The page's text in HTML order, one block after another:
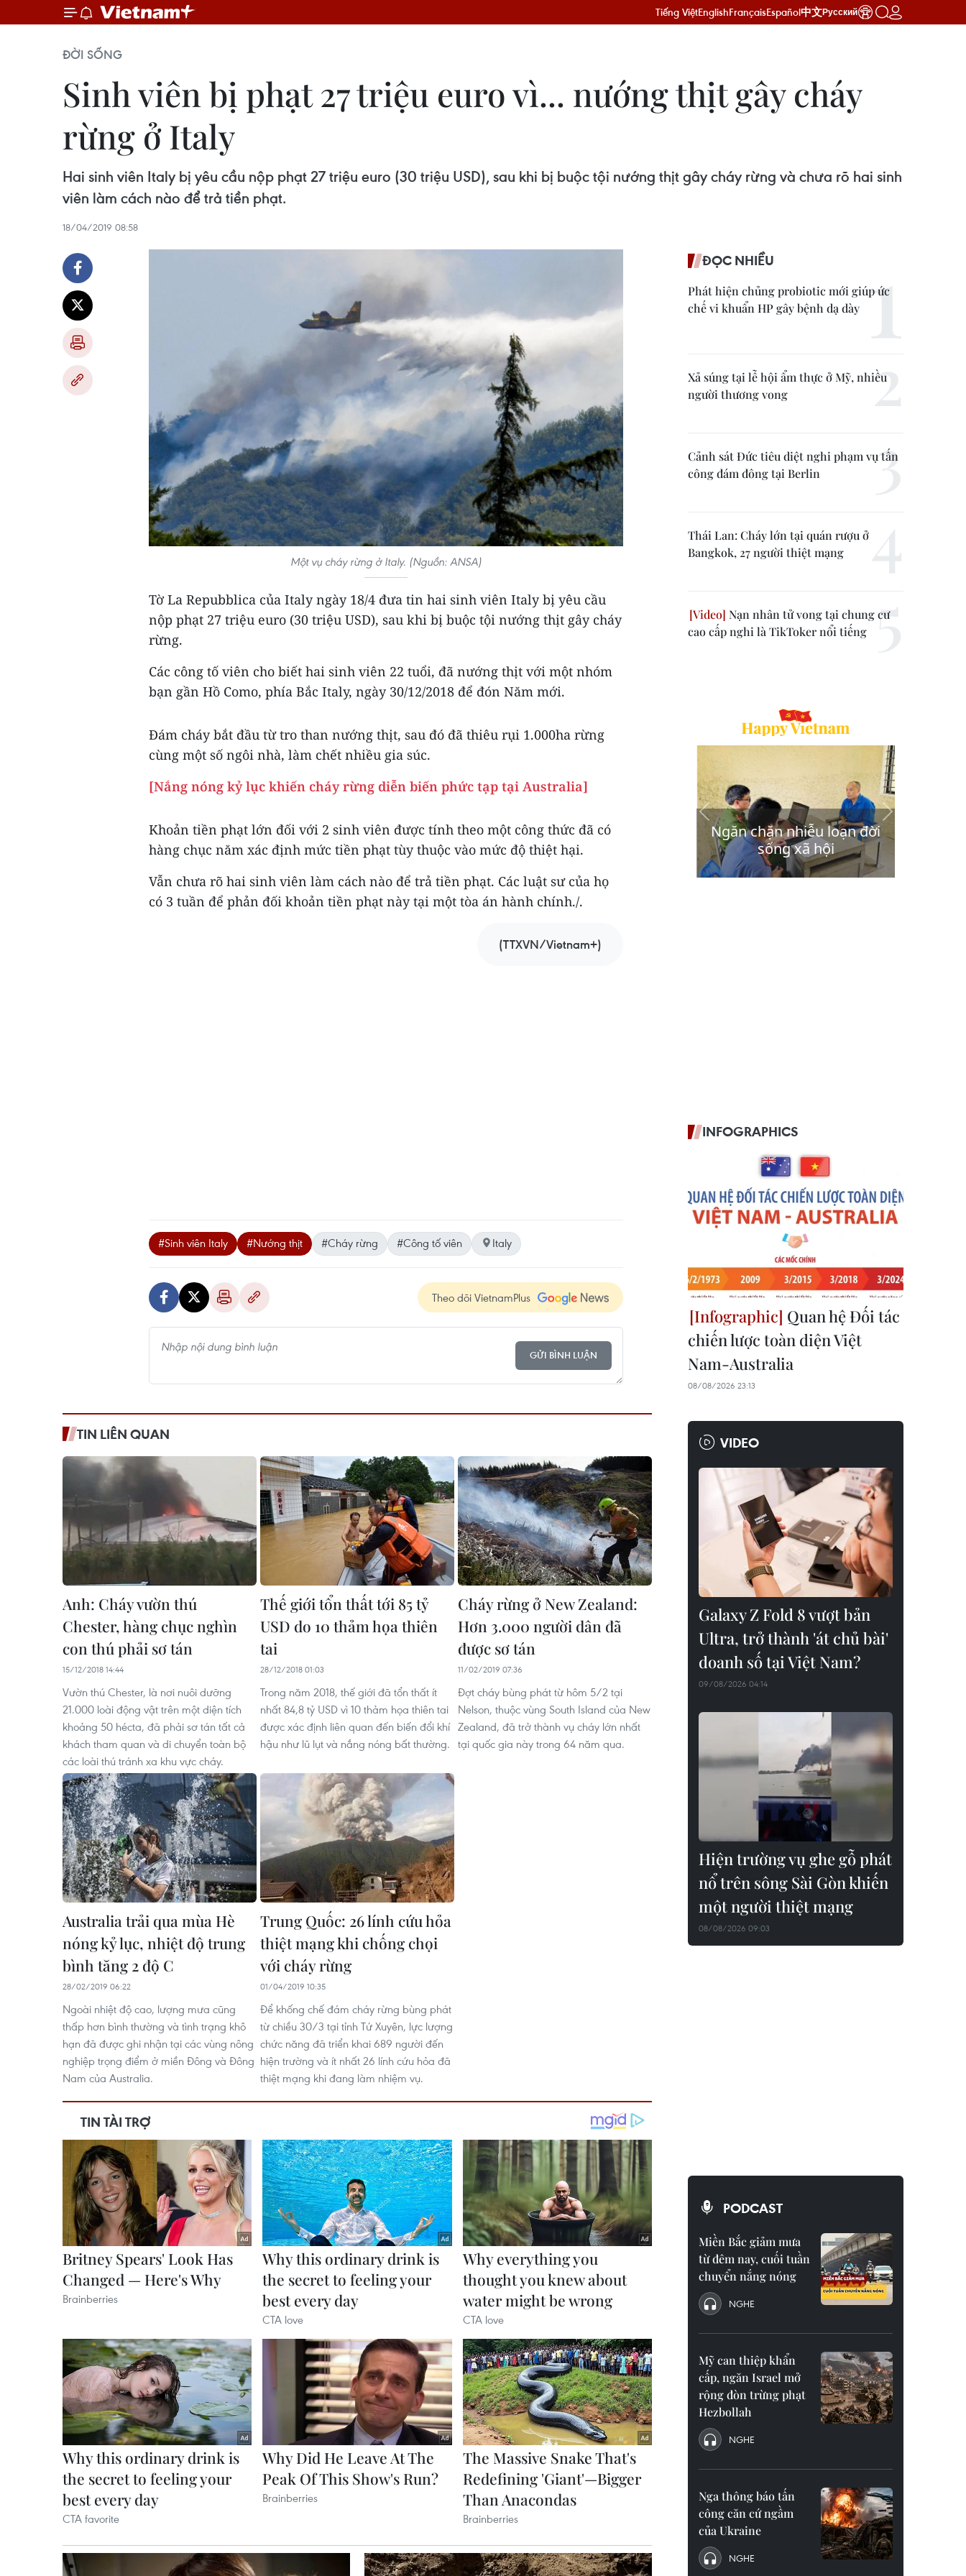
Tiếng ViệtEnglishFrançaisEspañol中文Русский
ĐỜI SỐNG
Sinh viên bị phạt 27 triệu euro vì... nướng thịt gây cháy
rừng ở Italy
Hai sinh viên Italy bị yêu cầu nộp phạt 27 triệu euro (30 triệu USD), sau khi bị buộc tội nướng thịt gây cháy rừng và chưa rõ hai sinh
viên làm cách nào để trả tiền phạt.
18/04/2019 08:58
Một vụ cháy rừng ở Italy. (Nguồn: ANSA)
Tờ La Repubblica của Italy ngày 18/4 đưa tin hai sinh viên Italy bị yêu cầu
nộp phạt 27 triệu euro (30 triệu USD), sau khi bị buộc tội nướng thịt gây cháy
rừng.
Các công tố viên cho biết hai sinh viên 22 tuổi, đã nướng thịt với một nhóm
bạn gần Hồ Como, phía Bắc Italy, ngày 30/12/2018 để đón Năm mới.
Đám cháy bắt đầu từ tro than nướng thịt, sau đó đã thiêu rụi 1.000ha rừng
cùng một số ngôi nhà, làm chết nhiều gia súc.
[Nắng nóng kỷ lục khiến cháy rừng diễn biến phức tạp tại Australia]
Khoản tiền phạt lớn đối với 2 sinh viên được tính theo một công thức đã có
hàng chục năm xác định mức tiền phạt tùy thuộc vào mức độ thiệt hại.
Vẫn chưa rõ hai sinh viên làm cách nào để trả tiền phạt. Các luật sư của họ
có 3 tuần để phản đối khoản tiền phạt này tại một tòa án hành chính./.
(TTXVN/Vietnam+)
#Sinh viên Italy #Nướng thịt #Cháy rừng #Công tố viên Italy
Theo dõi VietnamPlus
GỬI BÌNH LUẬN
TIN LIÊN QUAN
Anh: Cháy vườn thú
Chester, hàng chục nghìn
con thú phải sơ tán
15/12/2018 14:44
Vườn thú Chester, là nơi nuôi dưỡng
21.000 loài động vật trên một diện tích
khoảng 50 hécta, đã phải sơ tán tất cả
khách tham quan và di chuyển toàn bộ
các loài thú tránh xa khu vực cháy.
Thế giới tổn thất tới 85 tỷ
USD do 10 thảm họa thiên
tai
28/12/2018 01:03
Trong năm 2018, thế giới đã tổn thất ít
nhất 84,8 tỷ USD vì 10 thảm họa thiên tai
được xác định liên quan đến biến đổi khí
hậu như lũ lụt và nắng nóng bất thường.
Cháy rừng ở New Zealand:
Hơn 3.000 người dân đã
được sơ tán
11/02/2019 07:36
Đợt cháy bùng phát từ hôm 5/2 tại
Nelson, thuộc vùng South Island của New
Zealand, đã trở thành vụ cháy lớn nhất
tại quốc gia này trong 64 năm qua.
Australia trải qua mùa Hè
nóng kỷ lục, nhiệt độ trung
bình tăng 2 độ C
28/02/2019 06:22
Ngoài nhiệt độ cao, lượng mưa cũng
thấp hơn bình thường và tình trạng khô
hạn đã được ghi nhận tại các vùng nông
nghiệp trọng điểm ở miền Đông và Đông
Nam của Australia.
Trung Quốc: 26 lính cứu hỏa
thiệt mạng khi chống chọi
với cháy rừng
01/04/2019 10:35
Để khống chế đám cháy rừng bùng phát
từ chiều 30/3 tại tỉnh Tứ Xuyên, lực lượng
chức năng đã triển khai 689 người đến
hiện trường và ít nhất 26 lính cứu hỏa đã
thiệt mạng khi đang làm nhiệm vụ.
ĐỌC NHIỀU
Phát hiện chủng probiotic mới giúp ức
chế vi khuẩn HP gây bệnh dạ dày
Xả súng tại lễ hội ẩm thực ở Mỹ, nhiều
người thương vong
Cảnh sát Đức tiêu diệt nghi phạm vụ tấn
công đám đông tại Berlin
Thái Lan: Cháy lớn tại quán rượu ở
Bangkok, 27 người thiệt mạng
Nạn nhân tử vong tại chung cư
cao cấp nghi là TikToker nổi tiếng
INFOGRAPHICS
Quan hệ Đối tác
chiến lược toàn diện Việt
Nam-Australia
08/08/2026 23:13
VIDEO
Galaxy Z Fold 8 vượt bản
Ultra, trở thành 'át chủ bài'
doanh số tại Việt Nam?
09/08/2026 04:14
Hiện trường vụ ghe gỗ phát
nổ trên sông Sài Gòn khiến
một người thiệt mạng
08/08/2026 09:03
PODCAST
Miền Bắc giảm mưa
từ đêm nay, cuối tuần
chuyển nắng nóng
NGHE
Mỹ can thiệp khẩn
cấp, ngăn Israel mở
rộng đòn trừng phạt
Hezbollah
NGHE
Nga thông báo tấn
công căn cứ ngầm
của Ukraine
NGHE